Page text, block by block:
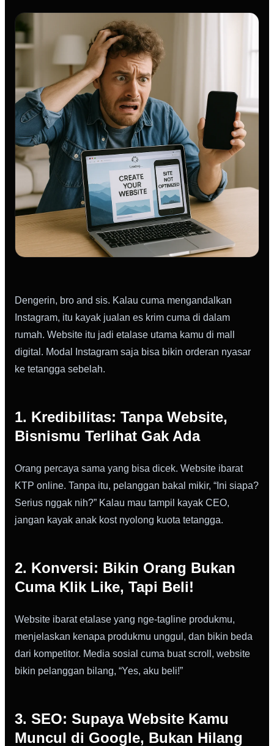
Dengerin, bro and sis. Kalau cuma mengandalkan
Instagram, itu kayak jualan es krim cuma di dalam
rumah. Website itu jadi etalase utama kamu di mall
digital. Modal Instagram saja bisa bikin orderan nyasar
ke tetangga sebelah.
1. Kredibilitas: Tanpa Website,
Bisnismu Terlihat Gak Ada
Orang percaya sama yang bisa dicek. Website ibarat
KTP online. Tanpa itu, pelanggan bakal mikir, “Ini siapa?
Serius nggak nih?” Kalau mau tampil kayak CEO,
jangan kayak anak kost nyolong kuota tetangga.
2. Konversi: Bikin Orang Bukan
Cuma Klik Like, Tapi Beli!
Website ibarat etalase yang nge-tagline produkmu,
menjelaskan kenapa produkmu unggul, dan bikin beda
dari kompetitor. Media sosial cuma buat scroll, website
bikin pelanggan bilang, “Yes, aku beli!”
3. SEO: Supaya Website Kamu
Muncul di Google, Bukan Hilang